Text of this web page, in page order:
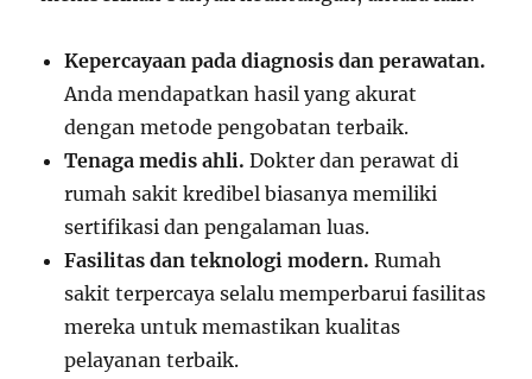
Kepercayaan pada diagnosis dan perawatan.
Anda mendapatkan hasil yang akurat
dengan metode pengobatan terbaik.
Tenaga medis ahli. Dokter dan perawat di
rumah sakit kredibel biasanya memiliki
sertifikasi dan pengalaman luas.
Fasilitas dan teknologi modern. Rumah
sakit terpercaya selalu memperbarui fasilitas
mereka untuk memastikan kualitas
pelayanan terbaik.